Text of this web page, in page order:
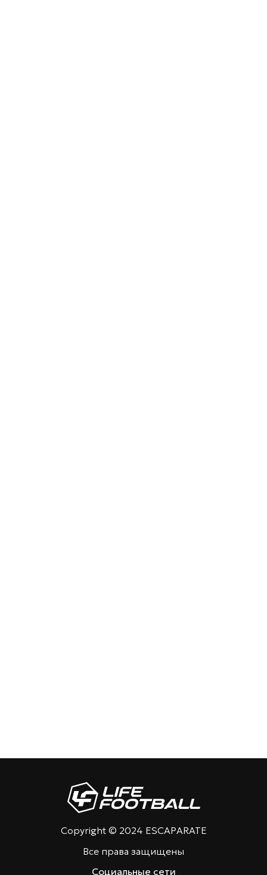
Copyright © 2024 ESCAPARATE
Все права защищены
Социальные сети